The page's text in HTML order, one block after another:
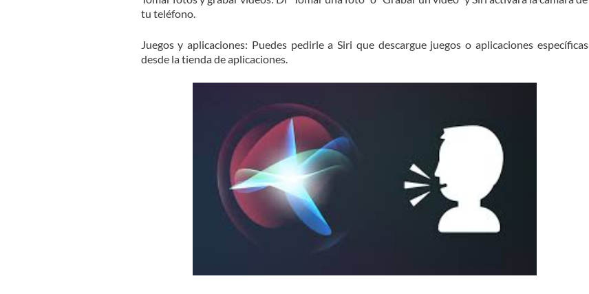
tu teléfono.
Juegos y aplicaciones: Puedes pedirle a Siri que descargue juegos o aplicaciones específicas
desde la tienda de aplicaciones.